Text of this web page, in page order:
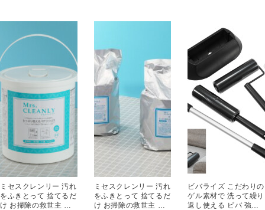
ミセスクレンリー 汚れ
をふきとって 捨てるだ
け お掃除の救世主 た
ミセスクレンリー 汚れ
をふきとって 捨てるだ
け お掃除の救世主 た
ビバライズ こだわりの
ゲル素材で 洗って繰り
返し使える ビバ 強力